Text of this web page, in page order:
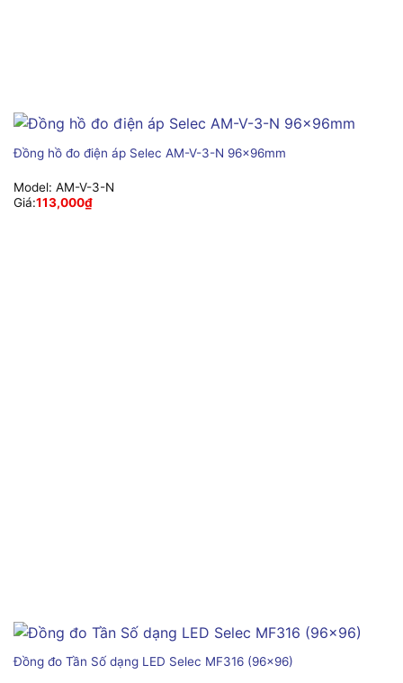
Đồng hồ đo điện áp Selec AM-V-3-N 96x96mm
Model: AM-V-3-N
Giá:113,000₫
Đồng đo Tần Số dạng LED Selec MF316 (96×96)